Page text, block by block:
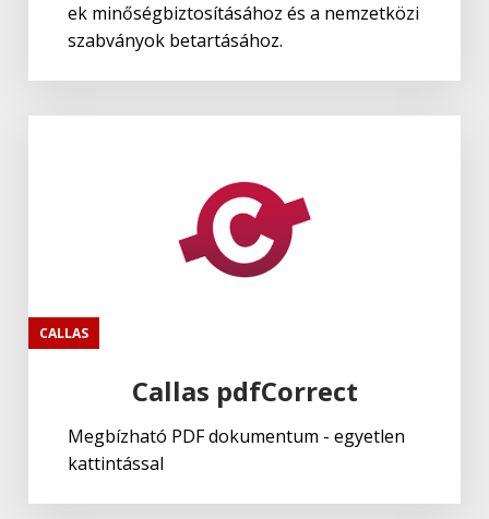
ek minőségbiztosításához és a nemzetközi
szabványok betartásához.
CALLAS
Callas pdfCorrect
Megbízható PDF dokumentum - egyetlen
kattintással